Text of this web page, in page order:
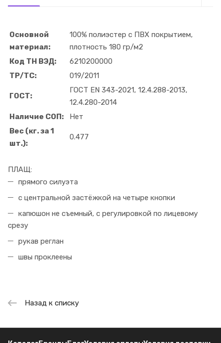
Основной
материал:
100% полиэстер с ПВХ покрытием,
плотность 180 гр/м2
Код ТН ВЭД:
6210200000
ТР/ТС:
019/2011
ГОСТ:
ГОСТ EN 343-2021, 12.4.288-2013,
12.4.280-2014
Наличие СОП:
Нет
Вес (кг. за 1
шт.):
0.477
ПЛАЩ:
прямого силуэта
с центральной застёжкой на четыре кнопки
капюшон не съемный, с регулировкой по лицевому
срезу
рукав реглан
швы проклеены
Назад к списку